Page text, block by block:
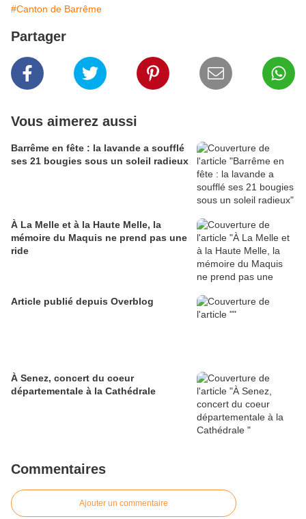
#Canton de Barrême
Partager
Vous aimerez aussi
Barrême en fête : la lavande a soufflé
ses 21 bougies sous un soleil radieux
À La Melle et à la Haute Melle, la
mémoire du Maquis ne prend pas une
ride
Article publié depuis Overblog
À Senez, concert du coeur
départementale à la Cathédrale
Commentaires
Ajouter un commentaire